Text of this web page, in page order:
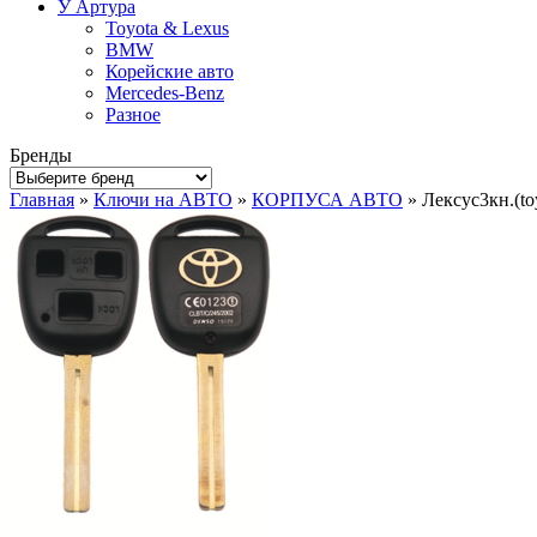
У Артура
Toyota & Lexus
BMW
Корейские авто
Mercedes-Benz
Разное
Бренды
Главная » Ключи на АВТО » КОРПУСА АВТО »